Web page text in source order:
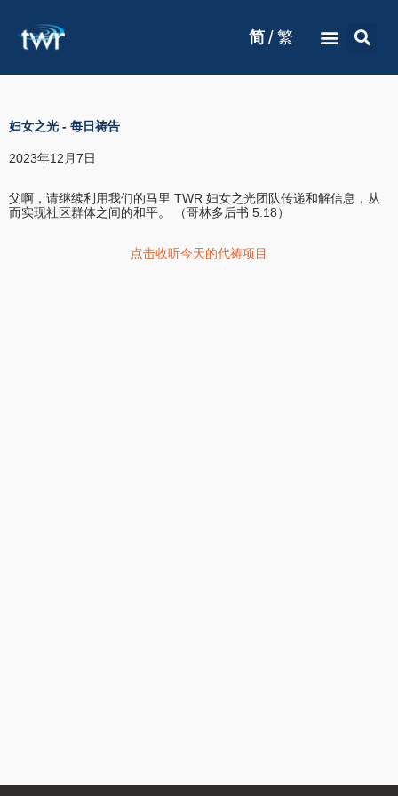
简 / 繁
妇女之光 - 每日祷告
2023年12月7日
父啊，请继续利用我们的马里 TWR 妇女之光团队传递和解信息，从
而实现社区群体之间的和平。 （哥林多后书 5:18）
点击收听今天的代祷项目